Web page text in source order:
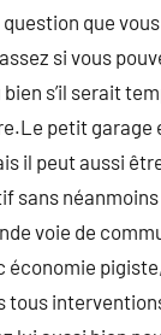
que
si vous
s’il serait
petit
il peut aussi
sans
voie de
économie
tous